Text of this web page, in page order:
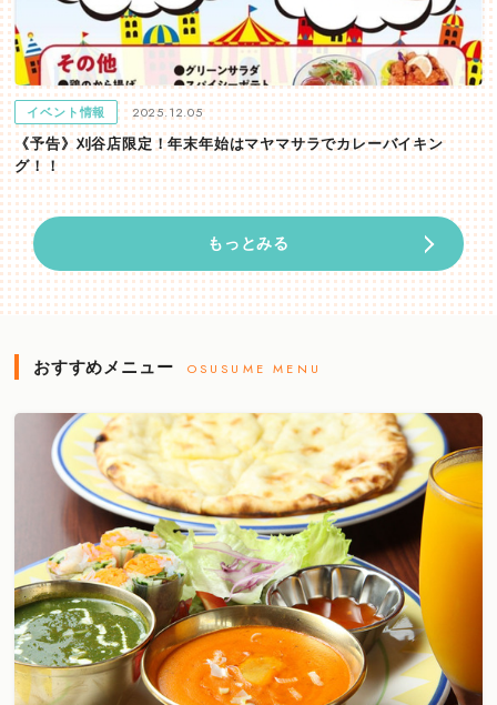
イベント情報 2025.12.05
《予告》刈谷店限定！年末年始はマヤマサラでカレーバイキン
グ！！
もっとみる
おすすめメニュー OSUSUME MENU